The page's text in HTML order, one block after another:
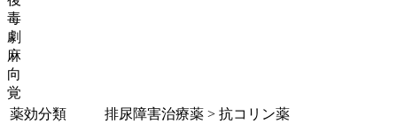
毒
劇
麻
向
覚
薬効分類
排尿障害治療薬 > 抗コリン薬